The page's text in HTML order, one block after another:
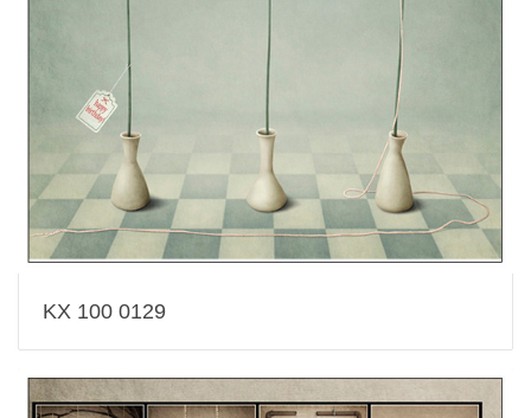
KX 100 0129